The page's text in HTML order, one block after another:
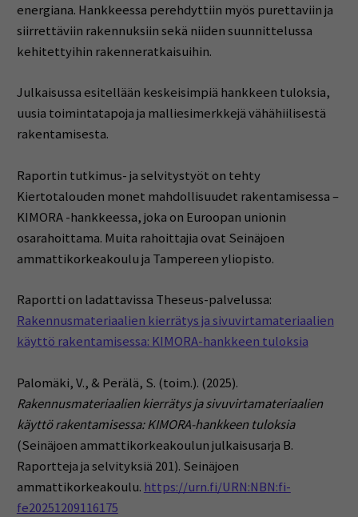
energiana. Hankkeessa perehdyttiin myös purettaviin ja
siirrettäviin rakennuksiin sekä niiden suunnittelussa
kehitettyihin rakenneratkaisuihin.
Julkaisussa esitellään keskeisimpiä hankkeen tuloksia,
uusia toimintatapoja ja malliesimerkkejä vähähiilisestä
rakentamisesta.
Raportin tutkimus- ja selvitystyöt on tehty
Kiertotalouden monet mahdollisuudet rakentamisessa –
KIMORA -hankkeessa, joka on Euroopan unionin
osarahoittama. Muita rahoittajia ovat Seinäjoen
ammattikorkeakoulu ja Tampereen yliopisto.
Raportti on ladattavissa Theseus-palvelussa:
Rakennusmateriaalien kierrätys ja sivuvirtamateriaalien
käyttö rakentamisessa: KIMORA-hankkeen tuloksia
Palomäki, V., & Perälä, S. (toim.). (2025).
Rakennusmateriaalien kierrätys ja sivuvirtamateriaalien
käyttö rakentamisessa: KIMORA-hankkeen tuloksia
(Seinäjoen ammattikorkeakoulun julkaisusarja B.
Raportteja ja selvityksiä 201). Seinäjoen
ammattikorkeakoulu. https://urn.fi/URN:NBN:fi-
fe20251209116175